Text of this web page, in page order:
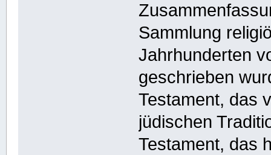
Sammlung
Jahrhunderten
geschrieben
Testament, das
jüdischen
Testament, das